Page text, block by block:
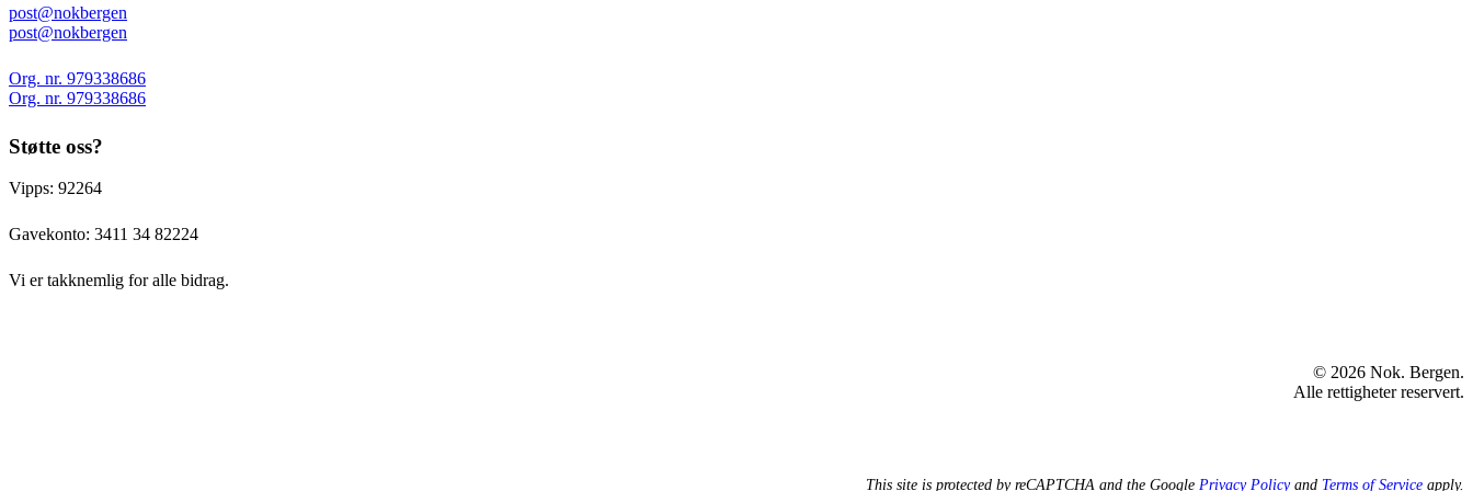
post@nokbergen
post@nokbergen
Org. nr. 979338686
Org. nr. 979338686
Støtte oss?
Vipps: 92264
Gavekonto: 3411 34 82224
Vi er takknemlig for alle bidrag.
© 2026 Nok. Bergen.
Alle rettigheter reservert.
This site is protected by reCAPTCHA and the Google Privacy Policyand Terms of Service apply.